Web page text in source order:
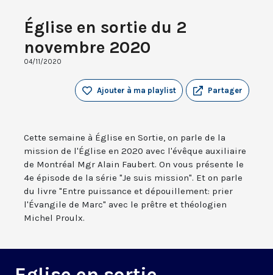
Église en sortie du 2
novembre 2020
04/11/2020
Partager
Ajouter à ma playlist
Cette semaine à Église en Sortie, on parle de la
mission de l'Église en 2020 avec l'évêque auxiliaire
de Montréal Mgr Alain Faubert. On vous présente le
4e épisode de la série "Je suis mission". Et on parle
du livre "Entre puissance et dépouillement: prier
l'Évangile de Marc" avec le prêtre et théologien
Michel Proulx.